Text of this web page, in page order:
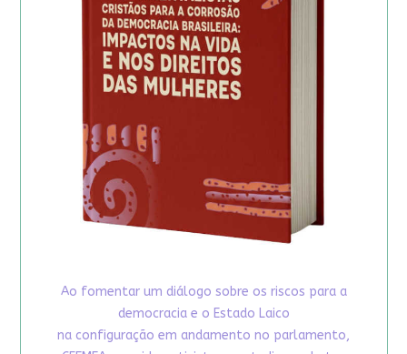
Ao fomentar um diálogo sobre os riscos para a
democracia e o Estado Laico
na configuração em andamento no parlamento,